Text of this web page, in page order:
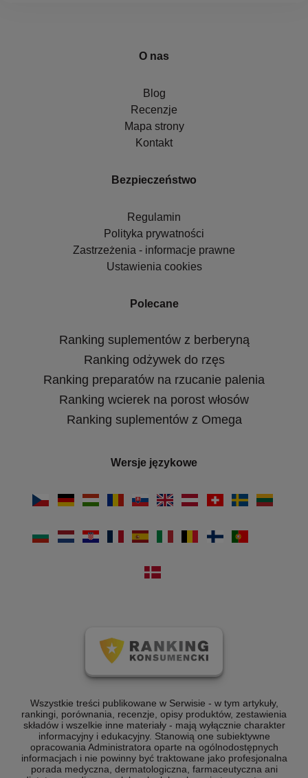
O nas
Blog
Recenzje
Mapa strony
Kontakt
Bezpieczeństwo
Regulamin
Polityka prywatności
Zastrzeżenia - informacje prawne
Ustawienia cookies
Polecane
Ranking suplementów z berberyną
Ranking odżywek do rzęs
Ranking preparatów na rzucanie palenia
Ranking wcierek na porost włosów
Ranking suplementów z Omega
Wersje językowe
Wszystkie treści publikowane w Serwisie - w tym artykuły,
rankingi, porównania, recenzje, opisy produktów, zestawienia
składów i wszelkie inne materiały - mają wyłącznie charakter
informacyjny i edukacyjny. Stanowią one subiektywne
opracowania Administratora oparte na ogólnodostępnych
informacjach i nie powinny być traktowane jako profesjonalna
porada medyczna, dermatologiczna, farmaceutyczna ani